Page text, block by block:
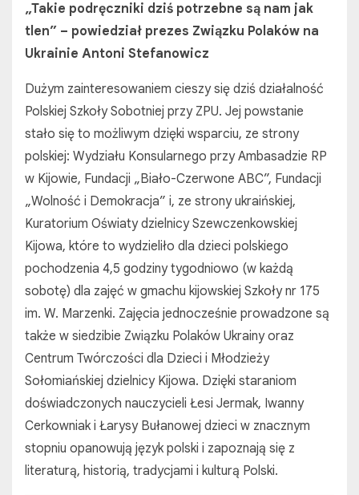
„Takie podręczniki dziś potrzebne są nam jak
tlen” – powiedział prezes Związku Polaków na
Ukrainie Antoni Stefanowicz
Dużym zainteresowaniem cieszy się dziś działalność
Polskiej Szkoły Sobotniej przy ZPU. Jej powstanie
stało się to możliwym dzięki wsparciu, ze strony
polskiej: Wydziału Konsularnego przy Ambasadzie RP
w Kijowie, Fundacji „Biało-Czerwone ABC”, Fundacji
„Wolność i Demokracja” i, ze strony ukraińskiej,
Kuratorium Oświaty dzielnicy Szewczenkowskiej
Kijowa, które to wydzieliło dla dzieci polskiego
pochodzenia 4,5 godziny tygodniowo (w każdą
sobotę) dla zajęć w gmachu kijowskiej Szkoły nr 175
im. W. Marzenki. Zajęcia jednocześnie prowadzone są
także w siedzibie Związku Polaków Ukrainy oraz
Centrum Twórczości dla Dzieci i Młodzieży
Sołomiańskiej dzielnicy Kijowa. Dzięki staraniom
doświadczonych nauczycieli Łesi Jermak, Iwanny
Cerkowniak i Łarysy Bułanowej dzieci w znacznym
stopniu opanowują język polski i zapoznają się z
literaturą, historią, tradycjami i kulturą Polski.